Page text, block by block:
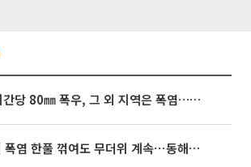
동해안은 시간당 80㎜ 폭우, 그 외 지역은 폭염…‘극과 극 날씨’
[내일 날씨] 폭염 한풀 꺾여도 무더위 계속⋯동해안 이틀 연속 비